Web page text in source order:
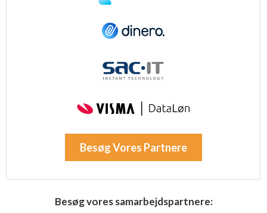
Besøg Vores Partnere
Besøg vores samarbejdspartnere: